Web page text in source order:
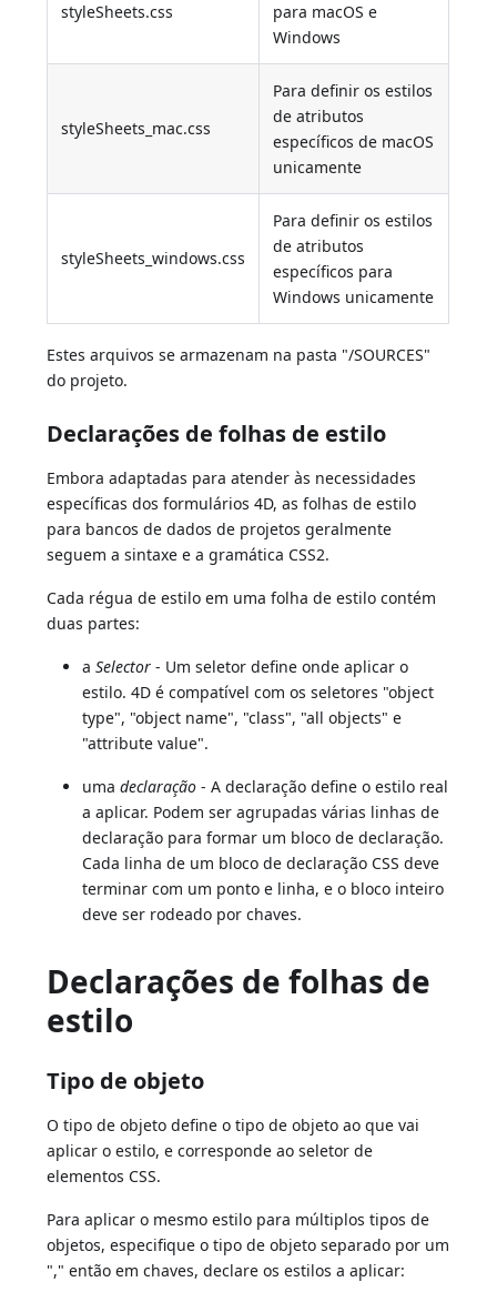
styleSheets.css
para macOS e
Windows
styleSheets_mac.css
Para definir os estilos
de atributos
específicos de macOS
unicamente
styleSheets_windows.css
Para definir os estilos
de atributos
específicos para
Windows unicamente
Estes arquivos se armazenam na pasta "/SOURCES"
do projeto.
Declarações de folhas de estilo
Embora adaptadas para atender às necessidades
específicas dos formulários 4D, as folhas de estilo
para bancos de dados de projetos geralmente
seguem a sintaxe e a gramática CSS2.
Cada régua de estilo em uma folha de estilo contém
duas partes:
aSelector - Um seletor define onde aplicar o
estilo. 4D é compatível com os seletores "object
type", "object name", "class", "all objects" e
"attribute value".
umadeclaração - A declaração define o estilo real
a aplicar. Podem ser agrupadas várias linhas de
declaração para formar um bloco de declaração.
Cada linha de um bloco de declaração CSS deve
terminar com um ponto e linha, e o bloco inteiro
deve ser rodeado por chaves.
Declarações de folhas de
estilo
Tipo de objeto
O tipo de objeto define o tipo de objeto ao que vai
aplicar o estilo, e corresponde ao seletor de
elementos CSS.
Para aplicar o mesmo estilo para múltiplos tipos de
objetos, especifique o tipo de objeto separado por um
"," então em chaves, declare os estilos a aplicar: